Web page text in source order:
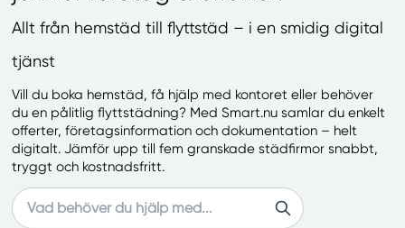
Allt från hemstäd till flyttstäd – i en smidig digital
tjänst
Vill du boka hemstäd, få hjälp med kontoret eller behöver
du en pålitlig flyttstädning? Med Smart.nu samlar du enkelt
offerter, företagsinformation och dokumentation – helt
digitalt. Jämför upp till fem granskade städfirmor snabbt,
tryggt och kostnadsfritt.
Search